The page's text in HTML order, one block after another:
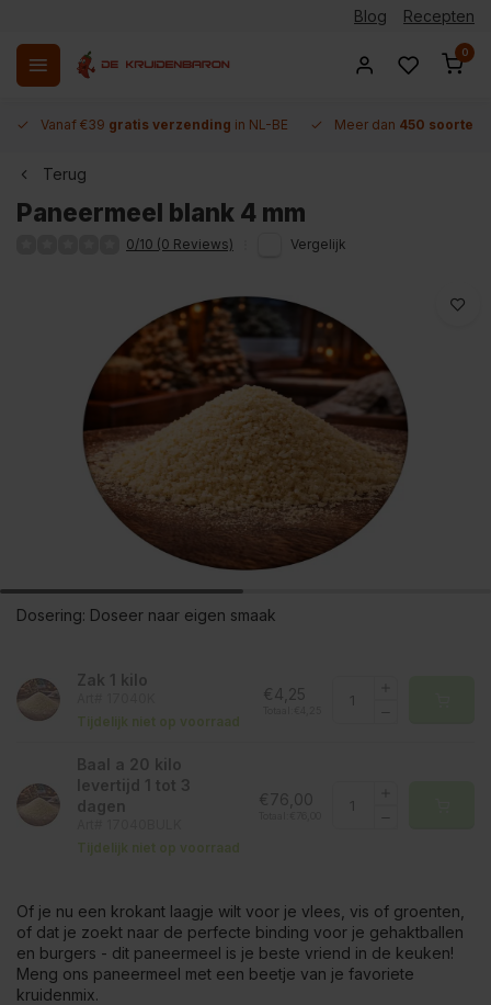
Blog Recepten
0
Vanaf €39 gratis verzending in NL-BE Meer dan 450 soorten
Terug
Paneermeel blank 4 mm
0/10 (0 Reviews) Vergelijk
Dosering: Doseer naar eigen smaak
Zak 1 kilo
Tijdelijk niet op voorraad
€4,25
Baal a 20 kilo
levertijd 1 tot 3
dagen
Tijdelijk niet op voorraad
€76,00
Of je nu een krokant laagje wilt voor je vlees, vis of groenten,
of dat je zoekt naar de perfecte binding voor je gehaktballen
en burgers - dit paneermeel is je beste vriend in de keuken!
Meng ons paneermeel met een beetje van je favoriete
kruidenmix.